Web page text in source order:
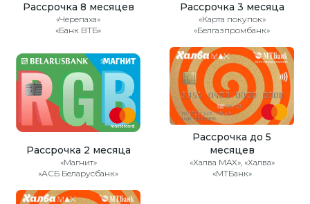
Рассрочка 8 месяцев
«Черепаха»
«Банк ВТБ»
Рассрочка 3 месяца
«Карта покупок»
«Белгазпромбанк»
Рассрочка 2 месяца
«Магнит»
«АСБ Беларусбанк»
Рассрочка до 5
месяцев
«Халва MAX», «Халва»
«МТБанк»